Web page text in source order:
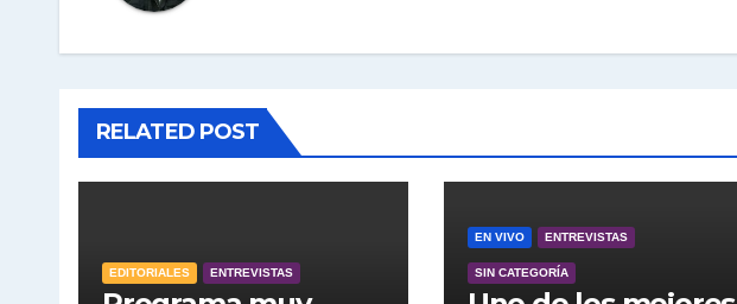
RELATED POST
EDITORIALES ENTREVISTAS
EN VIVO ENTREVISTAS
SIN CATEGORÍA